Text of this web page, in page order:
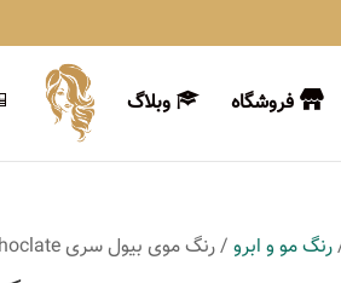
فروشگاه وبلاگ
رنگ مو و ابرو / رنگ موی بیول سری Choclate مدل بلوند شکلاتی تیره شماره 6.8